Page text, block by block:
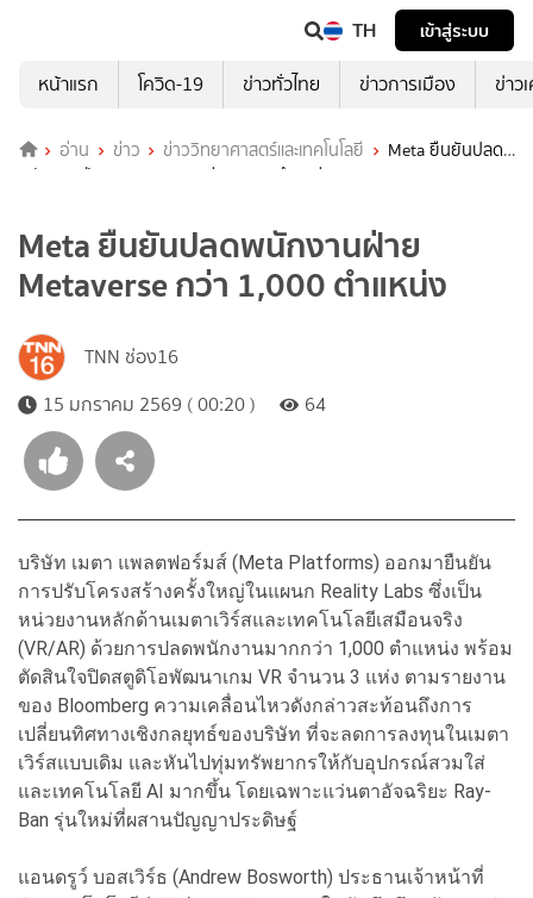
TH
เข้าสู่ระบบ
หน้าแรก
โควิด-19 ข่าวทั่วไทย ข่าวการเมือง ข่าว
อ่าน ข่าว ข่าววิทยาศาสตร์และเทคโนโลยี
Meta ยืนยันปลด
พนักงานฝ่าย Metaverse กว่า 1,000 ตำแหน่ง
Meta ยืนยันปลดพนักงานฝ่าย
Metaverse กว่า 1,000 ตำแหน่ง
TNN ช่อง16
15 มกราคม 2569 ( 00:20 )
64
บริษัท เมตา แพลตฟอร์มส์ (Meta Platforms) ออกมายืนยัน
การปรับโครงสร้างครั้งใหญ่ในแผนก Reality Labs ซึ่งเป็น
หน่วยงานหลักด้านเมตาเวิร์สและเทคโนโลยีเสมือนจริง
(VR/AR) ด้วยการปลดพนักงานมากกว่า 1,000 ตำแหน่ง พร้อม
ตัดสินใจปิดสตูดิโอพัฒนาเกม VR จำนวน 3 แห่ง ตามรายงาน
ของ Bloomberg ความเคลื่อนไหวดังกล่าวสะท้อนถึงการ
เปลี่ยนทิศทางเชิงกลยุทธ์ของบริษัท ที่จะลดการลงทุนในเมตา
เวิร์สแบบเดิม และหันไปทุ่มทรัพยากรให้กับอุปกรณ์สวมใส่
และเทคโนโลยี AI มากขึ้น โดยเฉพาะแว่นตาอัจฉริยะ Ray-
Ban รุ่นใหม่ที่ผสานปัญญาประดิษฐ์
แอนดรูว์ บอสเวิร์ธ (Andrew Bosworth) ประธานเจ้าหน้าที่